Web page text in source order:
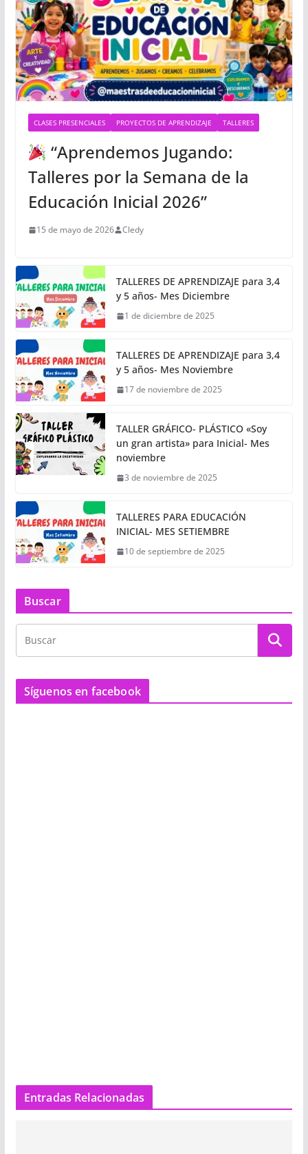
CLASES PRESENCIALES PROYECTOS DE APRENDIZAJE TALLERES
“Aprendemos Jugando:
Talleres por la Semana de la
Educación Inicial 2026”
15 de mayo de 2026 Cledy
TALLERES DE APRENDIZAJE para 3,4
y 5 años- Mes Diciembre
1 de diciembre de 2025
TALLERES DE APRENDIZAJE para 3,4
y 5 años- Mes Noviembre
17 de noviembre de 2025
TALLER GRÁFICO- PLÁSTICO «Soy
un gran artista» para Inicial- Mes
noviembre
3 de noviembre de 2025
TALLERES PARA EDUCACIÓN
INICIAL- MES SETIEMBRE
10 de septiembre de 2025
Buscar
Síguenos en facebook
Entradas Relacionadas